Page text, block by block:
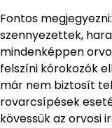
Fontos megjegyezni:
szennyezettek,
mindenképpen
felszíni kórokozók
már nem biztosít
rovarcsípések
kövessük az orvosi